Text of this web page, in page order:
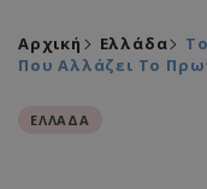
Αρχική Ελλάδα
Που Αλλάζει Το
ΕΛΛΑΔΑ